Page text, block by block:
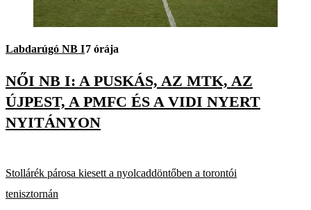
Labdarúgó NB I7 órája
NŐI NB I: A PUSKÁS, AZ MTK, AZ
ÚJPEST, A PMFC ÉS A VIDI NYERT
NYITÁNYON
Stollárék párosa kiesett a nyolcaddöntőben a torontói
tenisztornán